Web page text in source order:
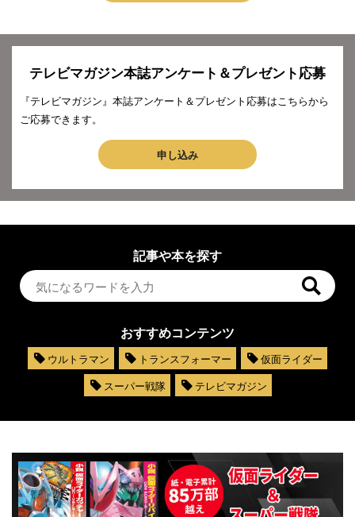
テレビマガジン本誌アンケート＆プレゼント応募
『テレビマガジン』本誌アンケート＆プレゼント応募はこちらから
ご応募できます。
申し込み
記事や本を探す
おすすめコンテンツ
ウルトラマン トランスフォーマー
仮面ライダー
スーパー戦隊
テレビマガジン